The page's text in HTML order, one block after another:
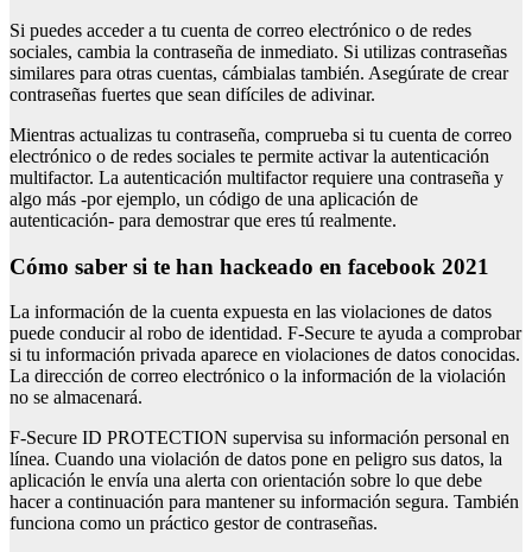
Si puedes acceder a tu cuenta de correo electrónico o de redes
sociales, cambia la contraseña de inmediato. Si utilizas contraseñas
similares para otras cuentas, cámbialas también. Asegúrate de crear
contraseñas fuertes que sean difíciles de adivinar.
Mientras actualizas tu contraseña, comprueba si tu cuenta de correo
electrónico o de redes sociales te permite activar la autenticación
multifactor. La autenticación multifactor requiere una contraseña y
algo más -por ejemplo, un código de una aplicación de
autenticación- para demostrar que eres tú realmente.
Cómo saber si te han hackeado en facebook 2021
La información de la cuenta expuesta en las violaciones de datos
puede conducir al robo de identidad. F-Secure te ayuda a comprobar
si tu información privada aparece en violaciones de datos conocidas.
La dirección de correo electrónico o la información de la violación
no se almacenará.
F-Secure ID PROTECTION supervisa su información personal en
línea. Cuando una violación de datos pone en peligro sus datos, la
aplicación le envía una alerta con orientación sobre lo que debe
hacer a continuación para mantener su información segura. También
funciona como un práctico gestor de contraseñas.